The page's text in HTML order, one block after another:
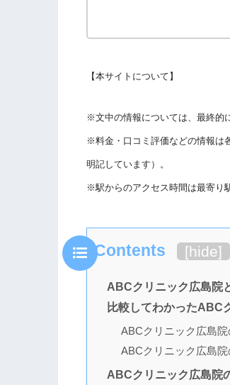
【本サイトについて】
※文中の情報については、最終的
※料金・口コミ評価などの情報は
明記しています）。
※駅からのアクセス時間は最寄り
Contents [hide]
ABCクリニック広島院
比較してわかったABC
ABCクリニック広島
ABCクリニック広島
ABCクリニック広島院